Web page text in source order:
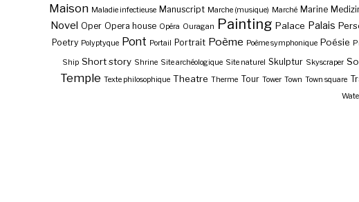
Maison Maladie infectieuse Manuscript Marche (musique) Marché Marine
Novel Oper Opera house Opéra Ouragan Painting Palace Palais
Poetry Polyptyque Pont Portail Portrait Poème Poème symphonique Poésie
Ship Short story Shrine Site archéologique Site naturel Skulptur Skyscraper
Temple Texte philosophique Theatre Therme Tour Tower Town Town square